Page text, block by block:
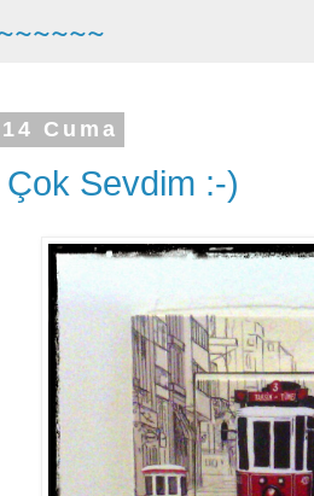
Cuma
Sevdim :-)